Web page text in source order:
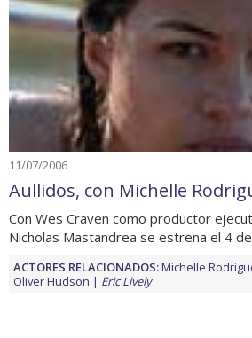
11/07/2006
Aullidos, con Michelle
Con Wes Craven como productor
Nicholas Mastandrea se estrena el 4
ACTORES RELACIONADOS:Michelle
Oliver Hudson
Eric Lively